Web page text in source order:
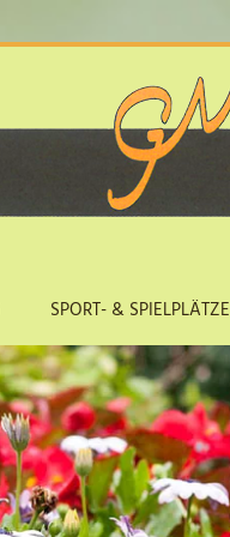
SPORT- & SPIELPLÄTZE